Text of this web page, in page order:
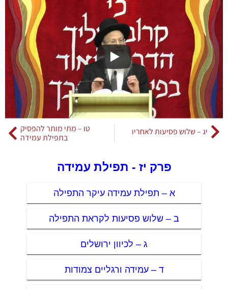
יג – שלוש פסיעות לאחריו
טו – מתי מותר להפסיק
בתפילת עמידה
פרק יז - תפילת עמידה
א – תפילת עמידה עיקר התפילה
ב – שלוש פסיעות לקראת התפילה
ג – לכיוון ירושלים
ד – עמידה ורגליים צמודות